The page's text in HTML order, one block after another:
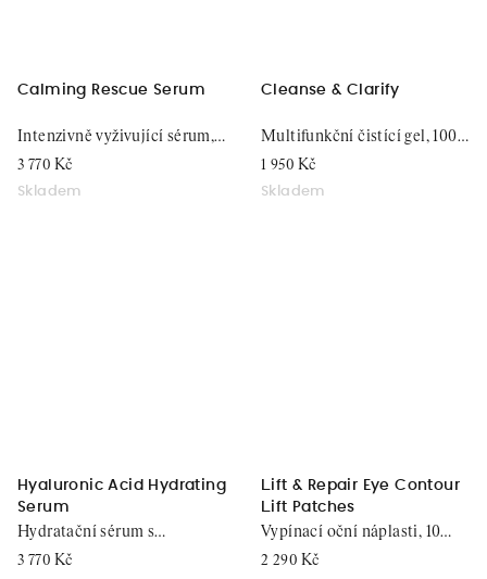
Calming Rescue Serum
3 770 Kč
Skladem
Intenzivně vyživující sérum,
30 ml
Cleanse & Clarify
1 950 Kč
Skladem
Multifunkční čistící gel, 100
ml
Hyaluronic Acid Hydrating
Serum
3 770 Kč
Hydratační sérum s
kyselinou hyaluronovou, 30
Lift & Repair Eye Contour
Lift Patches
2 290 Kč
Vypínací oční náplasti, 10
sáčků x 2 náplasti